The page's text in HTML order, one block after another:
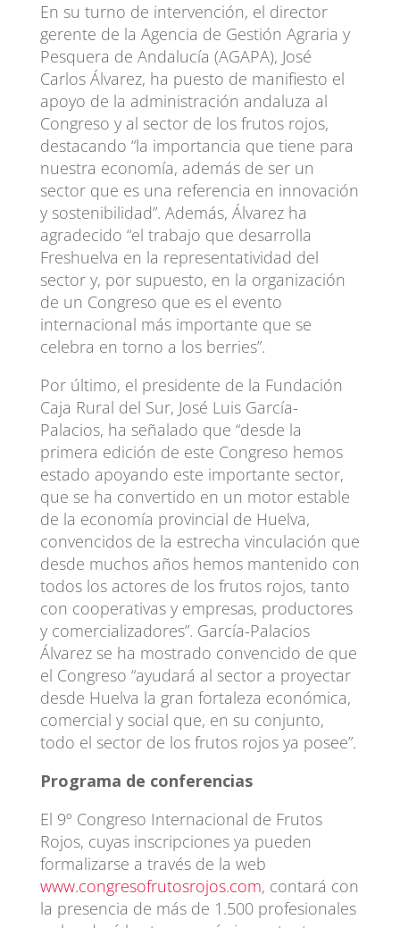
En su turno de intervención, el director
gerente de la Agencia de Gestión Agraria y
Pesquera de Andalucía (AGAPA), José
Carlos Álvarez, ha puesto de manifiesto el
apoyo de la administración andaluza al
Congreso y al sector de los frutos rojos,
destacando “la importancia que tiene para
nuestra economía, además de ser un
sector que es una referencia en innovación
y sostenibilidad”. Además, Álvarez ha
agradecido “el trabajo que desarrolla
Freshuelva en la representatividad del
sector y, por supuesto, en la organización
de un Congreso que es el evento
internacional más importante que se
celebra en torno a los berries”.
Por último, el presidente de la Fundación
Caja Rural del Sur, José Luis García-
Palacios, ha señalado que “desde la
primera edición de este Congreso hemos
estado apoyando este importante sector,
que se ha convertido en un motor estable
de la economía provincial de Huelva,
convencidos de la estrecha vinculación que
desde muchos años hemos mantenido con
todos los actores de los frutos rojos, tanto
con cooperativas y empresas, productores
y comercializadores”. García-Palacios
Álvarez se ha mostrado convencido de que
el Congreso “ayudará al sector a proyectar
desde Huelva la gran fortaleza económica,
comercial y social que, en su conjunto,
todo el sector de los frutos rojos ya posee”.
Programa de conferencias
El 9º Congreso Internacional de Frutos
Rojos, cuyas inscripciones ya pueden
formalizarse a través de la web
www.congresofrutosrojos.com, contará con
la presencia de más de 1.500 profesionales